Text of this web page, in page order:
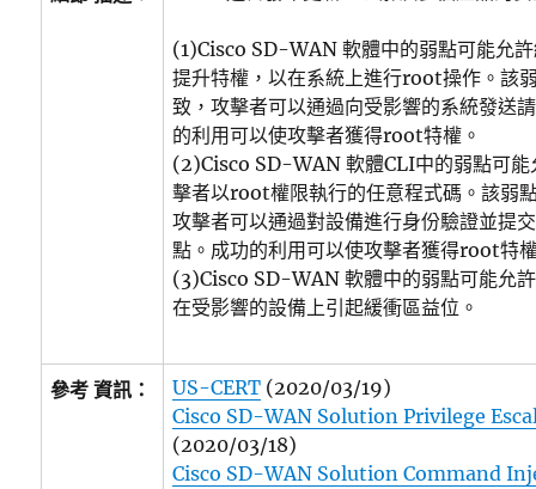
(1)Cisco SD-WAN 軟體中的弱點可能允
提升特權，以在系統上進行root操作。該
致，攻擊者可以通過向受影響的系統發送
的利用可以使攻擊者獲得root特權。
(2)Cisco SD-WAN 軟體CLI中的弱點可能
擊者以root權限執行的任意程式碼。該弱
攻擊者可以通過對設備進行身份驗證並提
點。成功的利用可以使攻擊者獲得root特
(3)Cisco SD-WAN 軟體中的弱點可能允
在受影響的設備上引起緩衝區益位。
參考 資訊： US-CERT (2020/03/19)
Cisco SD-WAN Solution Privilege
(2020/03/18)
Cisco SD-WAN Solution Command